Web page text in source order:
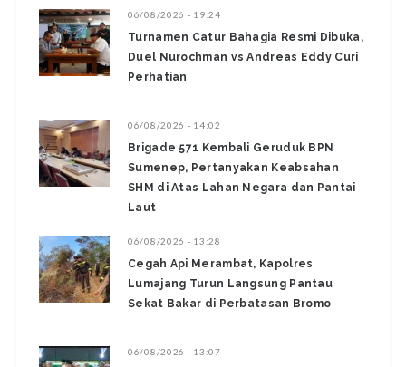
06/08/2026 - 19:24
Turnamen Catur Bahagia Resmi Dibuka,
Duel Nurochman vs Andreas Eddy Curi
Perhatian
06/08/2026 - 14:02
Brigade 571 Kembali Geruduk BPN
Sumenep, Pertanyakan Keabsahan
SHM di Atas Lahan Negara dan Pantai
Laut
06/08/2026 - 13:28
‎Cegah Api Merambat, Kapolres
Lumajang Turun Langsung Pantau
Sekat Bakar di Perbatasan Bromo ‎
06/08/2026 - 13:07